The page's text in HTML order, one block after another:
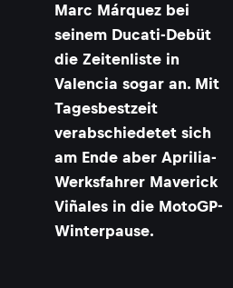
Marc Márquez bei
seinem Ducati-Debüt
die Zeitenliste in
Valencia sogar an. Mit
Tagesbestzeit
verabschiedetet sich
am Ende aber Aprilia-
Werksfahrer Maverick
Viñales in die MotoGP-
Winterpause.